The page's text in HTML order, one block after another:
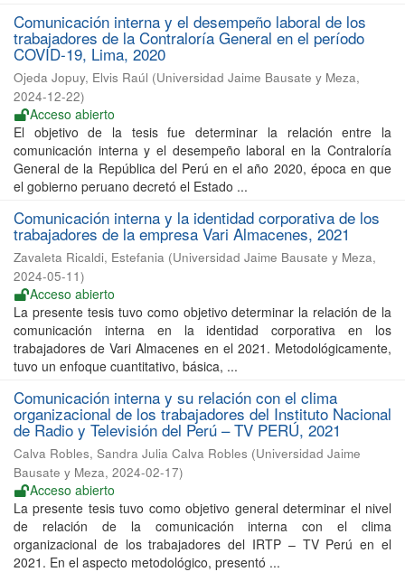
Comunicación interna y el desempeño laboral de los
trabajadores de la Contraloría General en el período
COVID-19, Lima, 2020
Ojeda Jopuy, Elvis Raúl (Universidad Jaime Bausate y Meza,
2024-12-22)
Acceso abierto
El objetivo de la tesis fue determinar la relación entre la
comunicación interna y el desempeño laboral en la Contraloría
General de la República del Perú en el año 2020, época en que
el gobierno peruano decretó el Estado ...
Comunicación interna y la identidad corporativa de los
trabajadores de la empresa Vari Almacenes, 2021
Zavaleta Ricaldi, Estefania (Universidad Jaime Bausate y Meza,
2024-05-11)
Acceso abierto
La presente tesis tuvo como objetivo determinar la relación de la
comunicación interna en la identidad corporativa en los
trabajadores de Vari Almacenes en el 2021. Metodológicamente,
tuvo un enfoque cuantitativo, básica, ...
Comunicación interna y su relación con el clima
organizacional de los trabajadores del Instituto Nacional
de Radio y Televisión del Perú – TV PERÚ, 2021
Calva Robles, Sandra Julia Calva Robles (Universidad Jaime
Bausate y Meza, 2024-02-17)
Acceso abierto
La presente tesis tuvo como objetivo general determinar el nivel
de relación de la comunicación interna con el clima
organizacional de los trabajadores del IRTP – TV Perú en el
2021. En el aspecto metodológico, presentó ...